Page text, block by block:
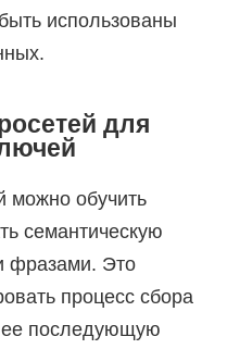
использованы
для
можно обучить
семантическую
фразами. Это
процесс сбора
ее последующую